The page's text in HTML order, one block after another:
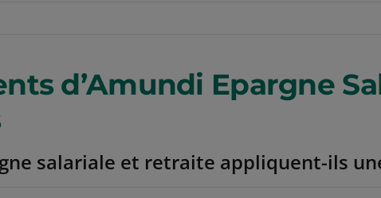
d’Amundi Epargne
salariale et retraite appliquent-ils